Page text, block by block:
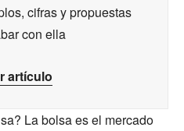
cifras y propuestas
con ella
artículo
La bolsa es el mercado